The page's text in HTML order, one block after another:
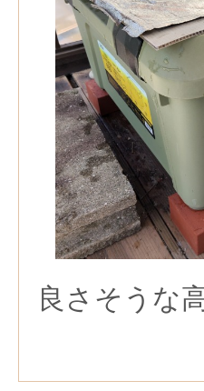
良さそうな